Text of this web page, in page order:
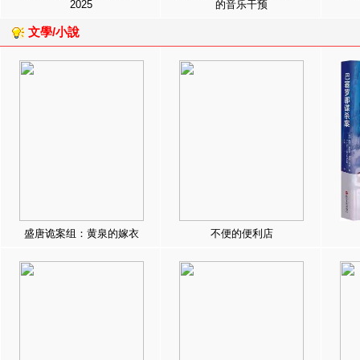
2025
的音乐干预
文學/小說
盛唐诡案组：黄泉的嫁衣 不便的便利店